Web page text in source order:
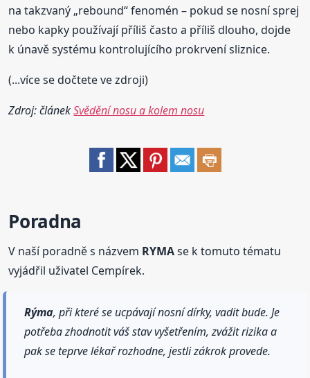
na takzvaný „rebound“ fenomén – pokud se nosní sprej
nebo kapky používají příliš často a příliš dlouho, dojde
k únavě systému kontrolujícího prokrvení sliznice.
(...více se dočtete ve zdroji)
Zdroj: článekSvědění nosu a kolem nosu
Poradna
V naší poradně s názvem RYMAse k tomuto tématu
vyjádřil uživatel Cempírek.
Rýma, při které se ucpávají nosní dírky, vadit bude. Je
potřeba zhodnotit váš stav vyšetřením, zvážit rizika a
pak se teprve lékař rozhodne, jestli zákrok provede.